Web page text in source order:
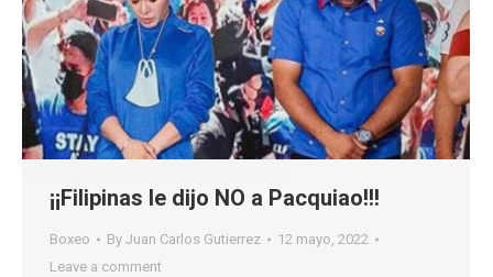
¡¡Filipinas le dijo NO a Pacquiao!!!
Boxeo By Juan Carlos Gutierrez
12 mayo, 2022
Leave a comment